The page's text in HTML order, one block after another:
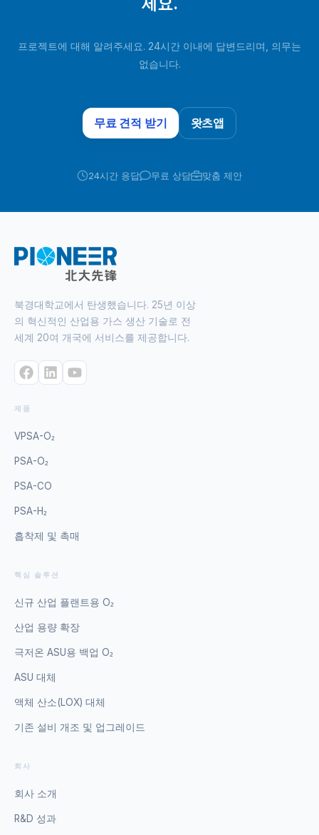
프로젝트에 대해 알려주세요. 24시간 이내에 답변드리며, 의무는
없습니다.
무료 견적 받기 왓츠앱
24시간 응답 무료 상담 맞춤 제안
북경대학교에서 탄생했습니다. 25년 이상
의 혁신적인 산업용 가스 생산 기술로 전
세계 20여 개국에 서비스를 제공합니다.
제품
VPSA-O₂
PSA-O₂
PSA-CO
PSA-H₂
흡착제 및 촉매
핵심 솔루션
신규 산업 플랜트용 O₂
산업 용량 확장
극저온 ASU용 백업 O₂
ASU 대체
액체 산소(LOX) 대체
기존 설비 개조 및 업그레이드
회사
회사 소개
R&D 성과